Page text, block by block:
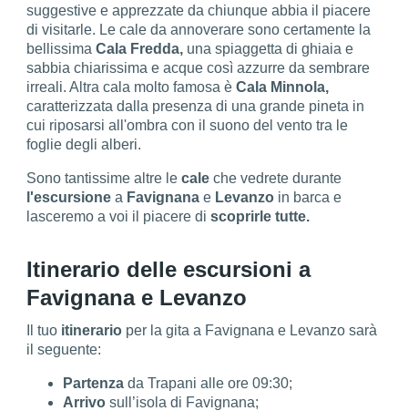
suggestive e apprezzate da chiunque abbia il piacere
di visitarle. Le cale da annoverare sono certamente la
bellissimaCala Fredda, una spiaggetta di ghiaia e
sabbia chiarissima e acque così azzurre da sembrare
irreali. Altra cala molto famosa èCala Minnola,
caratterizzata dalla presenza di una grande pineta in
cui riposarsi all'ombra con il suono del vento tra le
foglie degli alberi.
Sono tantissime altre lecale che vedrete durante
l'escursione a Favignana e Levanzo in barca e
lasceremo a voi il piacere discoprirle tutte.
Itinerario delle escursioni a
Favignana e Levanzo
Il tuo itinerario per la gita a Favignana e Levanzo sarà
il seguente:
Partenza da Trapani alle ore 09:30;
Arrivo sull’isola di Favignana;